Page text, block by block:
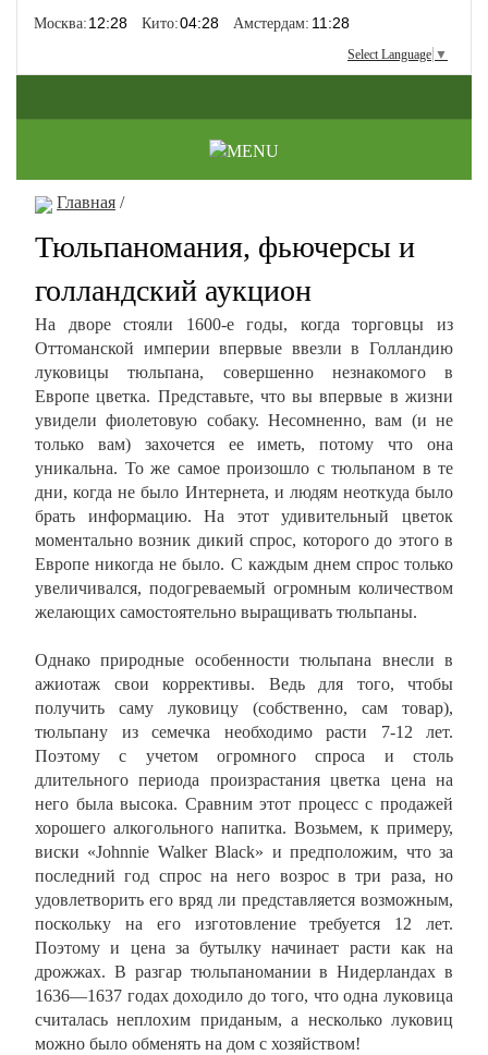
Москва: Кито: Амстердам:
Select Language ▼
Главная /
Тюльпаномания, фьючерсы и
голландский аукцион
На дворе стояли 1600-е годы, когда торговцы из
Оттоманской империи впервые ввезли в Голландию
луковицы тюльпана, совершенно незнакомого в
Европе цветка. Представьте, что вы впервые в жизни
увидели фиолетовую собаку. Несомненно, вам (и не
только вам) захочется ее иметь, потому что она
уникальна. То же самое произошло с тюльпаном в те
дни, когда не было Интернета, и людям неоткуда было
брать информацию. На этот удивительный цветок
моментально возник дикий спрос, которого до этого в
Европе никогда не было. С каждым днем спрос только
увеличивался, подогреваемый огромным количеством
желающих самостоятельно выращивать тюльпаны.
Однако природные особенности тюльпана внесли в
ажиотаж свои коррективы. Ведь для того, чтобы
получить саму луковицу (собственно, сам товар),
тюльпану из семечка необходимо расти 7-12 лет.
Поэтому с учетом огромного спроса и столь
длительного периода произрастания цветка цена на
него была высока. Сравним этот процесс с продажей
хорошего алкогольного напитка. Возьмем, к примеру,
виски «Johnnie Walker Black» и предположим, что за
последний год спрос на него возрос в три раза, но
удовлетворить его вряд ли представляется возможным,
поскольку на его изготовление требуется 12 лет.
Поэтому и цена за бутылку начинает расти как на
дрожжах. В разгар тюльпаномании в Нидерландах в
1636—1637 годах доходило до того, что одна луковица
считалась неплохим приданым, а несколько луковиц
можно было обменять на дом с хозяйством!